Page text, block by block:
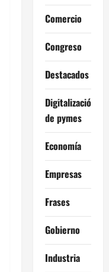
Comercio
Congreso
Destacados
Digitalización
de pymes
Economía
Empresas
Frases
Gobierno
Industria